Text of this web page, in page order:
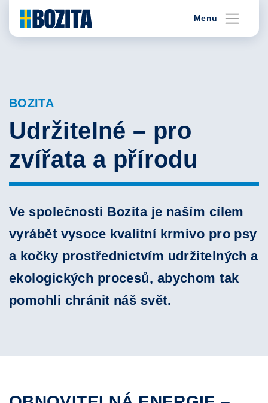
content
Menu
BOZITA
Udržitelné – pro
zvířata a přírodu
Ve společnosti Bozita je naším cílem
vyrábět vysoce kvalitní krmivo pro psy
a kočky prostřednictvím udržitelných a
ekologických procesů, abychom tak
pomohli chránit náš svět.